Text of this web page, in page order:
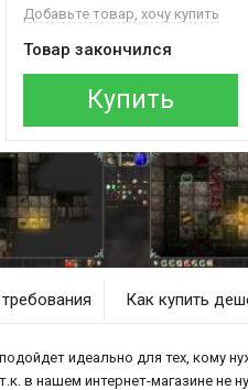
Добавьте товар, хочу купить
Товар закончился
Купить
Как купить
идеально для тех, кому
в нашем интернет-магазине не